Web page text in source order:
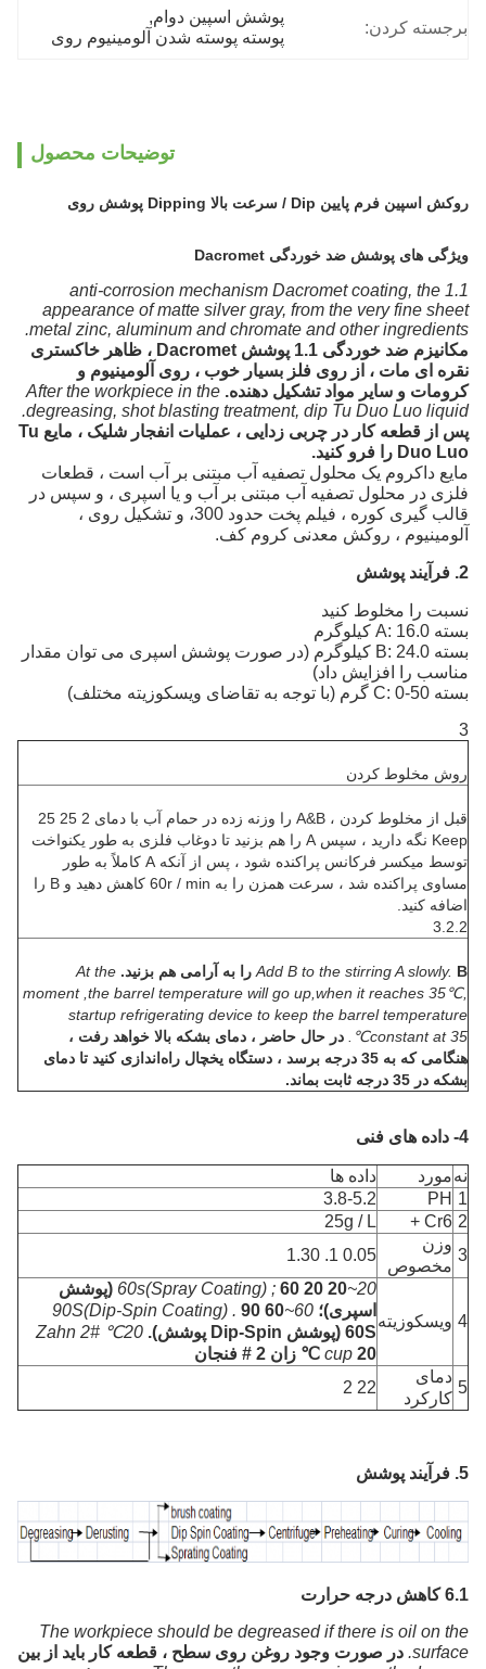
برجسته کردن:
پوشش اسپین دوام,
پوسته پوسته شدن آلومینیوم روی
توضیحات محصول
روکش اسپین فرم پایین Dip / سرعت بالا Dipping پوشش روی
ویژگی های پوشش ضد خوردگی Dacromet
1.1 anti-corrosion mechanism Dacromet coating, the
appearance of matte silver gray, from the very fine sheet
metal zinc, aluminum and chromate and other ingredients.
مکانیزم ضد خوردگی 1.1 پوشش Dacromet ، ظاهر خاکستری
نقره ای مات ، از روی فلز بسیار خوب ، روی آلومینیوم و
کرومات و سایر مواد تشکیل دهنده. After the workpiece in the
degreasing, shot blasting treatment, dip Tu Duo Luo liquid.
پس از قطعه کار در چربی زدایی ، عملیات انفجار شلیک ، مایع Tu
Duo Luo را فرو کنید.
مایع داکروم یک محلول تصفیه آب مبتنی بر آب است ، قطعات
فلزی در محلول تصفیه آب مبتنی بر آب و یا اسپری ، و سپس در
قالب گیری کوره ، فیلم پخت حدود 300، و تشکیل روی ،
آلومینیوم ، روکش معدنی کروم کف.
2. فرآیند پوشش
نسبت را مخلوط کنید
بسته A: 16.0 کیلوگرم
بسته B: 24.0 کیلوگرم (در صورت پوشش اسپری می توان مقدار
مناسب را افزایش داد)
بسته C: 0-50 گرم (با توجه به تقاضای ویسکوزیته مختلف)
3
روش مخلوط کردن
قبل از مخلوط کردن ، A&B را وزنه زده در حمام آب با دمای 2 25 25
Keep نگه دارید ، سپس A را هم بزنید تا دوغاب فلزی به طور یکنواخت
توسط میکسر فرکانس پراکنده شود ، پس از آنکه A کاملاً به طور
مساوی پراکنده شد ، سرعت همزن را به 60r / min کاهش دهید و B را
اضافه کنید.
3.2.2
Add B to the stirring A slowly. B را به آرامی هم بزنید.
At the
moment ,the barrel temperature will go up,when it reaches 35℃,
startup refrigerating device to keep the barrel temperature
constant at 35℃.
در حال حاضر ، دمای بشکه بالا خواهد رفت ،
هنگامی که به 35 درجه برسد ، دستگاه یخچال راه‌اندازی کنید تا دمای
بشکه در 35 درجه ثابت بماند.
4- داده های فنی
نهمورد
داده ها
1
PH
3.8-5.2
2
Cr6 +
25g / L
3
وزن
مخصوص
0.05 1. 1.30
4 ویسکوزیته
20~60s(Spray Coating) ;
60 20 20 (پوشش
اسپری)؛ 60~90S(Dip-Spin Coating) .
90 60
60S (پوشش Dip-Spin پوشش).
20℃ Zahn 2#
cup 20 ℃ زان 2 # فنجان
5
دمای
کارکرد
22 2
5. فرآیند پوشش
6.1 کاهش درجه حرارت
The workpiece should be degreased if there is oil on the
surface. در صورت وجود روغن روی سطح ، قطعه کار باید از بین